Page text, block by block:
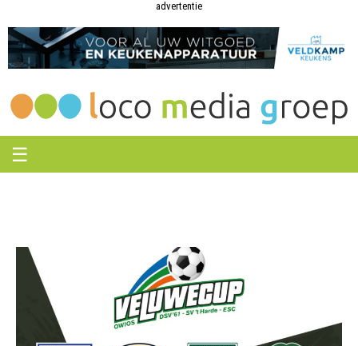
Groep
Groep
advertentie
☰